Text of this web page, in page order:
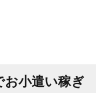
お小遣い稼ぎ